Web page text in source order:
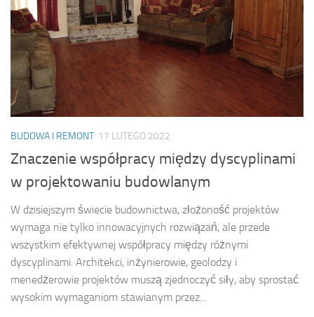
BUDOWA I REMONT 17 LUTEGO 2022
Znaczenie współpracy między dyscyplinami
w projektowaniu budowlanym
W dzisiejszym świecie budownictwa, złożoność projektów
wymaga nie tylko innowacyjnych rozwiązań, ale przede
wszystkim efektywnej współpracy między różnymi
dyscyplinami. Architekci, inżynierowie, geolodzy i
menedżerowie projektów muszą zjednoczyć siły, aby sprostać
wysokim wymaganiom stawianym przez...